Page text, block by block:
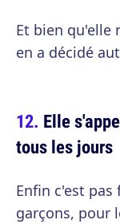
Et bien qu'elle
en a décidé
Elle
tous les jours
Enfin c'est
garçons, pour